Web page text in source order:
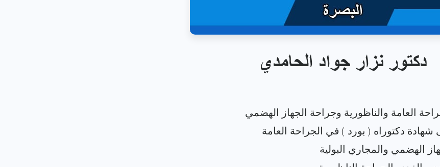
دكتور نزار جواد الحامدي